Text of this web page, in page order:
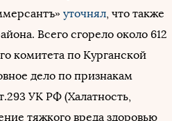
уточнял, что также
Всего сгорело около 612
комитета по Курганской
дело по признакам
УК РФ (Халатность,
тяжкого вреда здоровью